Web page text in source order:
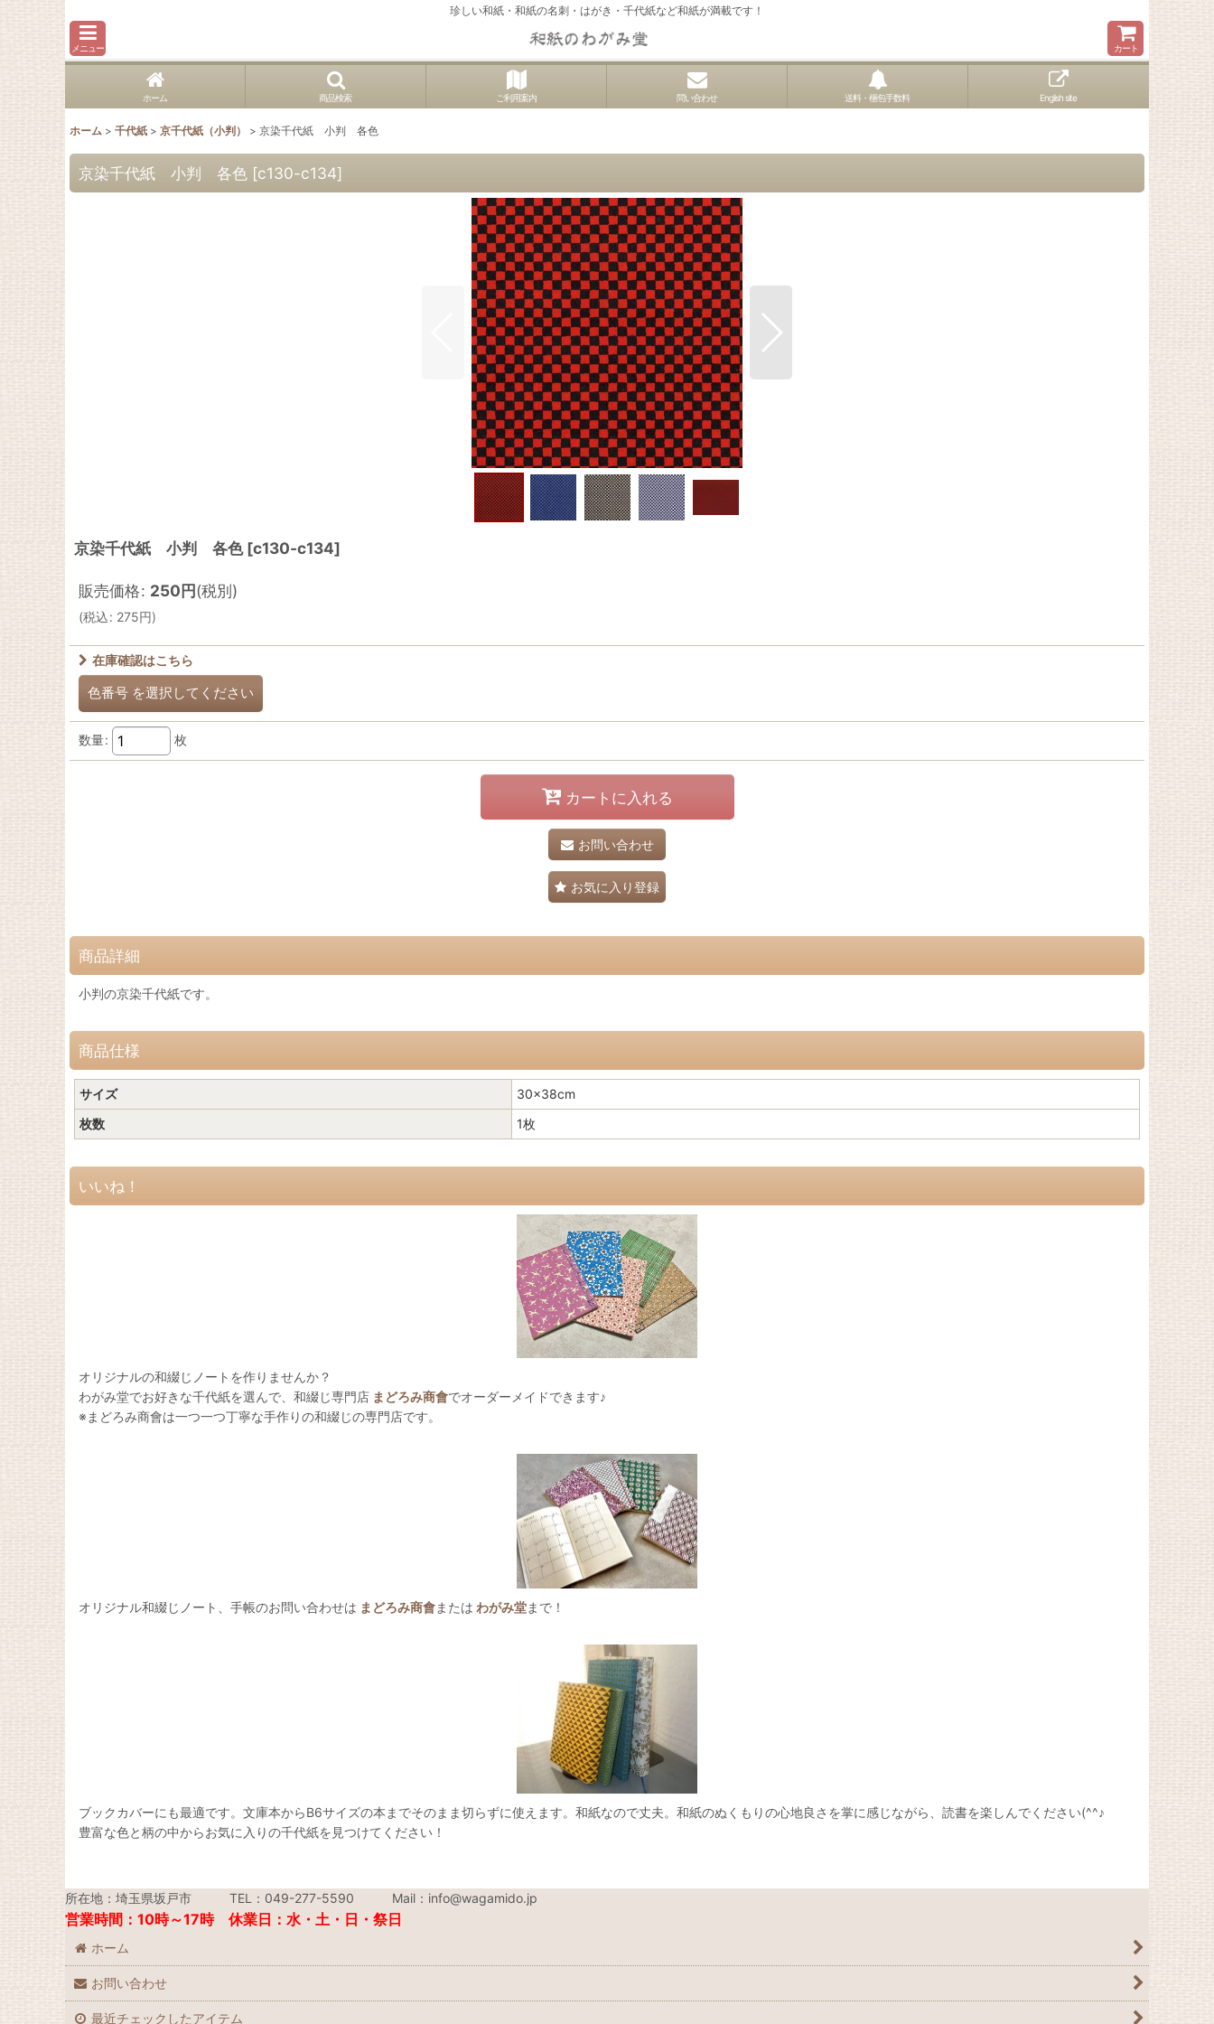
珍しい和紙・和紙の名刺・はがき・千代紙など和紙が満載です！
メニュー カート
ホーム 商品検索 ご利用案内 問い合わせ 送料・梱包手数料 English site
ホーム > 千代紙 > 京千代紙（小判） > 京染千代紙 小判 各色
京染千代紙 小判 各色 [c130-c134]
京染千代紙 小判 各色 [c130-c134]
販売価格: 250円(税別)
(税込: 275円)
在庫確認はこちら
色番号 を選択してください
数量: 枚
カートに入れる
お問い合わせ
お気に入り登録
商品詳細
小判の京染千代紙です。
商品仕様
サイズ
30×38cm
枚数
1枚
いいね！
オリジナルの和綴じノートを作りませんか？
わがみ堂でお好きな千代紙を選んで、和綴じ専門店 まどろみ商會でオーダーメイドできます♪
※まどろみ商會は一つ一つ丁寧な手作りの和綴じの専門店です。
オリジナル和綴じノート、手帳のお問い合わせは まどろみ商會または わがみ堂まで！
ブックカバーにも最適です。文庫本からB6サイズの本までそのまま切らずに使えます。和紙なので丈夫。和紙のぬくもりの心地良さを掌に感じながら、読書を楽しんでください(^^♪
豊富な色と柄の中からお気に入りの千代紙を見つけてください！
所在地：埼玉県坂戸市 TEL：049-277-5590 Mail：info@wagamido.jp
営業時間：10時～17時 休業日：水・土・日・祭日
ホーム
お問い合わせ
最近チェックしたアイテム